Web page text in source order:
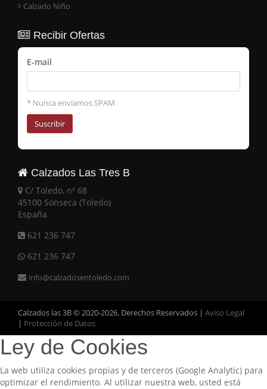
Calzado Niño
Recibir Ofertas
E-mail
* Nunca enviamos SPAM
Suscribir
Calzados Las Tres B
C/ Toledo, nº 68
45100 Sonseca (Toledo)
España
621 236 747
621 236 747
info@calzadosentoledo.com
Calzados las 3B © 2020-2026, Derechos Reservados | Aviso Legal
| Protección de Datos
Ley de Cookies
La web utiliza cookies propias y de terceros (Google Analytic) para
optimizar el rendimiento. Al utilizar nuestra web, usted está